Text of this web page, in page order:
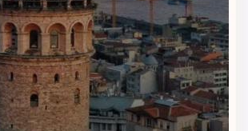
سرو می‌کند. استفاده از مواد اولیه تازه، سرو
این رستوران را به گزینه‌ای مناسب برای
است.
صبحانه هتل بارسلو استانبول
صبحانه به‌صورتبوفه متنوع ارائه می‌شود و